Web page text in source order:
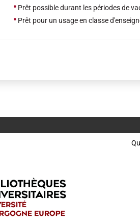
• Prêt possible durant les périodes de
• Prêt pour un usage en classe